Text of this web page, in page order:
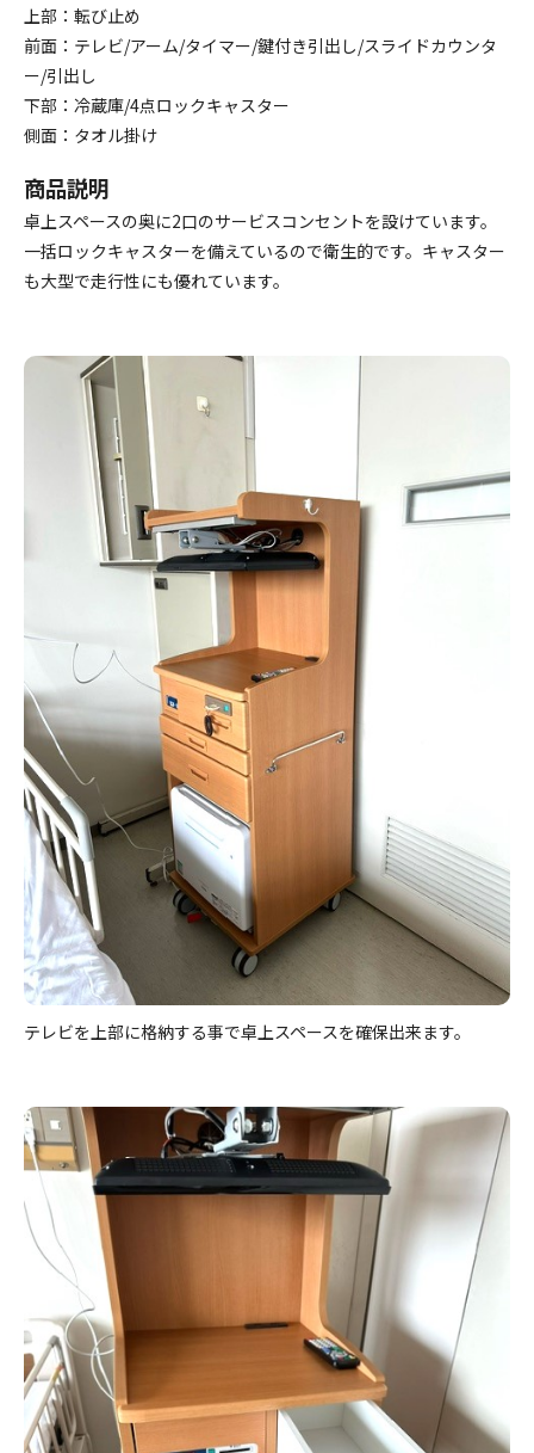
上部：転び止め
前面：テレビ/アーム/タイマー/鍵付き引出し/スライドカウンタ
ー/引出し
下部：冷蔵庫/4点ロックキャスター
側面：タオル掛け
商品説明
卓上スペースの奥に2口のサービスコンセントを設けています。
一括ロックキャスターを備えているので衛生的です。キャスター
も大型で走行性にも優れています。
テレビを上部に格納する事で卓上スペースを確保出来ます。